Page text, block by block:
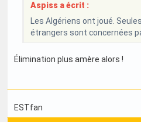
Aspiss a écrit :
Les Algériens ont joué.
étrangers sont concernées
Élimination plus amère alors !
ESTfan